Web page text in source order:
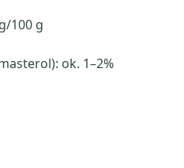
100 g
ok. 1–2%